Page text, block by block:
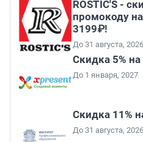
ROSTIC'S -
промокоду
3199₽!
До 31 августа, 2026
Скидка 5%
До 1 января, 2027
Скидка 11%
До 31 августа, 2026